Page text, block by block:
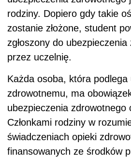
rodziny. Dopiero gdy takie
zostanie złożone, student
zgłoszony do
przez uczelnię.
Każda osoba, która podlega
zdrowotnemu, ma
ubezpieczenia zdrowotnego
Członkami rodziny w
świadczeniach opieki
finansowanych ze środków